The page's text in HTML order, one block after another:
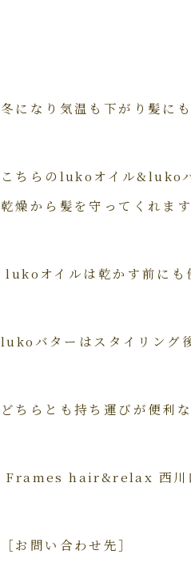
冬になり気温も下がり髪に
こちらのlukoオイル&luko
乾燥から髪を守ってくれます
lukoオイルは乾かす前にも
lukoバターはスタイリング
どちらとも持ち運びが便利
Frames hair&relax 西川
［お問い合わせ先］